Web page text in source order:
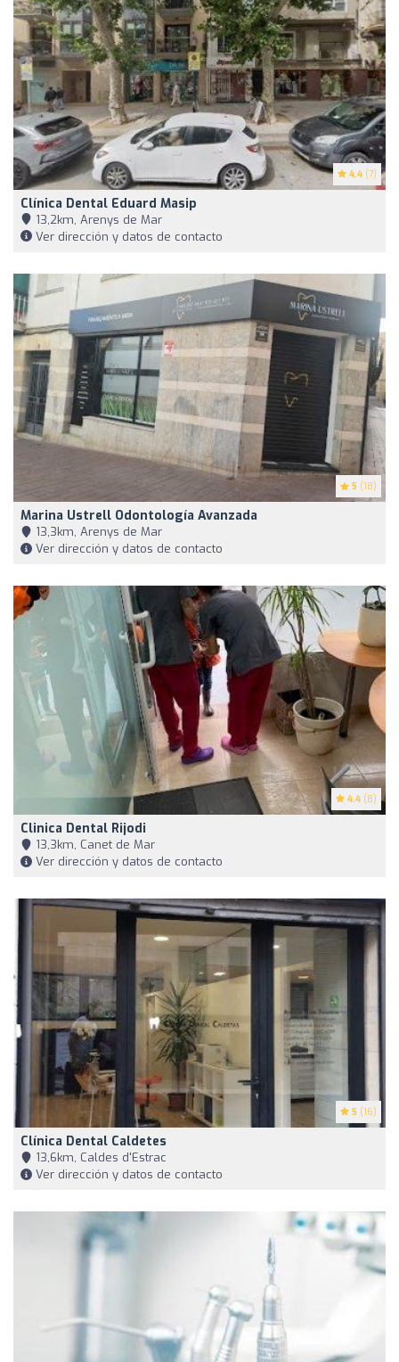
4.4 (7)
Clínica Dental Eduard Masip
13,2km, Arenys de Mar
Ver dirección y datos de contacto
5 (18)
Marina Ustrell Odontología Avanzada
13,3km, Arenys de Mar
Ver dirección y datos de contacto
4.4 (8)
Clinica Dental Rijodi
13,3km, Canet de Mar
Ver dirección y datos de contacto
5 (16)
Clínica Dental Caldetes
13,6km, Caldes d'Estrac
Ver dirección y datos de contacto